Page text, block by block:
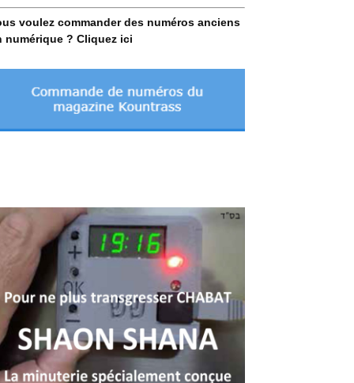
voulez commander des numéros anciens
numérique ? Cliquez ici